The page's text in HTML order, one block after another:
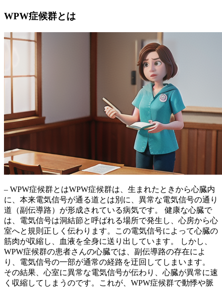
WPW症候群とは
– WPW症候群とはWPW症候群は、生まれたときから心臓内
に、本来電気信号が通る道とは別に、異常な電気信号の通り
道（副伝導路）が形成されている病気です。 健康な心臓で
は、電気信号は洞結節と呼ばれる場所で発生し、心房から心
室へと規則正しく伝わります。この電気信号によって心臓の
筋肉が収縮し、血液を全身に送り出しています。
しかし、
WPW症候群の患者さんの心臓では、副伝導路の存在によ
り、電気信号の一部が通常の経路を迂回してしまいます。
その結果、心室に異常な電気信号が伝わり、心臓が異常に速
く収縮してしまうのです。これが、WPW症候群で動悸や脈